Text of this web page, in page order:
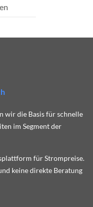
wir die Basis für schnelle
im Segment der
für Strompreise.
keine direkte Beratung